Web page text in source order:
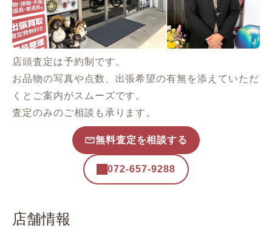
店頭査定は予約制です。
お品物の写真や点数、出張希望の有無を添えていただ
くとご案内がスムーズです。
査定のみのご相談も承ります。
無料査定を相談する
072-657-9288
店舗情報